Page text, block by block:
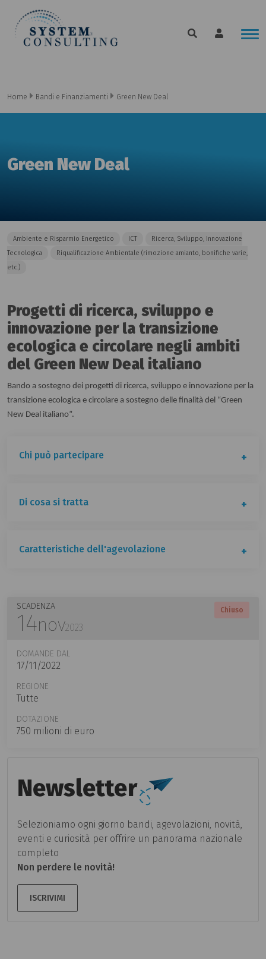
Home Bandi e Finanziamenti Green New Deal
Green New Deal
Ambiente e Risparmio Energetico ICT
Ricerca, Sviluppo, Innovazione
Tecnologica
Riqualificazione Ambientale (rimozione amianto, bonifiche varie,
etc.)
Progetti di ricerca, sviluppo e
innovazione per la transizione
ecologica e circolare negli ambiti
del Green New Deal italiano
Bando a sostegno dei progetti di ricerca, sviluppo e innovazione per la
transizione ecologica e circolare a sostegno delle finalità del “Green
New Deal italiano”.
Chi può partecipare
Di cosa si tratta
Caratteristiche dell'agevolazione
Chiuso
SCADENZA
14nov2023
DOMANDE DAL
17/11/2022
REGIONE
Tutte
DOTAZIONE
750 milioni di euro
Selezioniamo ogni giorno bandi, agevolazioni, novità,
eventi e curiosità per offrire un panorama nazionale
completo
Non perdere le novità!
ISCRIVIMI